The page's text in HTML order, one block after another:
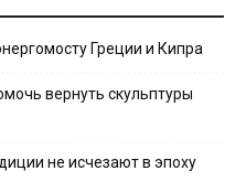
Греции и Кипра
вернуть скульптуры
не исчезают в эпоху